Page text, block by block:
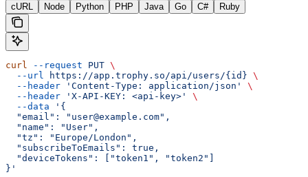
cURL Node Python PHP Java Go C# Ruby
curl --request PUT \
  --url
https://app.trophy.so/api/users/{id} \
  --header
'Content-Type: application/json'
\
  --header
'X-API-KEY: <api-key>'
\
  --data
'{
  "email": "user@example.com",
  "name": "User",
  "tz": "Europe/London",
  "subscribeToEmails": true,
  "deviceTokens": ["token1", "token2"]
}'